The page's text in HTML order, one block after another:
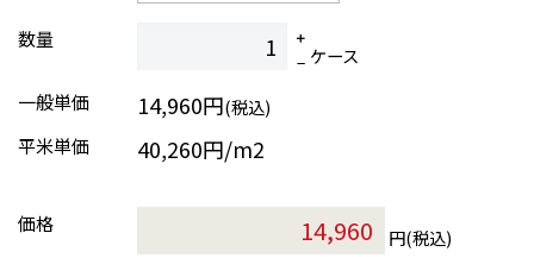
数量
ケース
一般単価
14,960円(税込)
平米単価
40,260円/m2
価格
円(税込)